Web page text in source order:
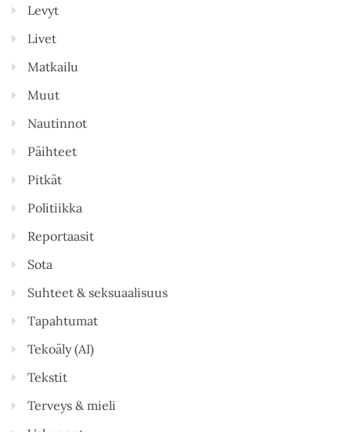
Levyt
Livet
Matkailu
Muut
Nautinnot
Päihteet
Pitkät
Politiikka
Reportaasit
Sota
Suhteet & seksuaalisuus
Tapahtumat
Tekoäly (AI)
Tekstit
Terveys & mieli